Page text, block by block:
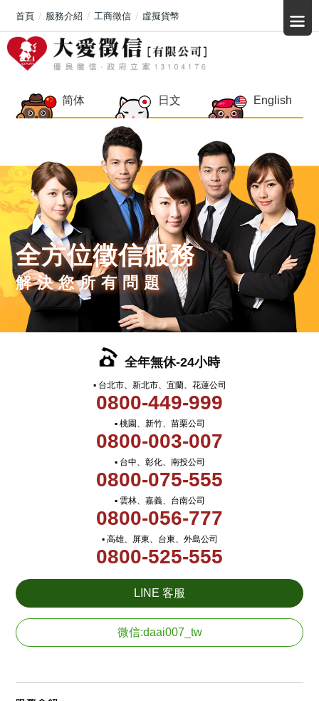
简体 日文 English
全方位徵信服務
解決您所有問題
全年無休-24小時
▪ 台北市、新北市、宜蘭、花蓮公司
0800-449-999
▪ 桃園、新竹、苗栗公司
0800-003-007
▪ 台中、彰化、南投公司
0800-075-555
▪ 雲林、嘉義、台南公司
0800-056-777
▪ 高雄、屏東、台東、外島公司
0800-525-555
LINE 客服
微信:daai007_tw
首頁 服務介紹 工商徵信 虛擬貨幣